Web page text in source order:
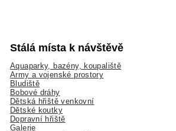
Stálá místa k návštěvě
Aquaparky, bazény, koupaliště
Army a vojenské prostory
Bludiště
Bobové dráhy
Dětská hřiště venkovní
Dětské koutky
Dopravní hřiště
Galerie